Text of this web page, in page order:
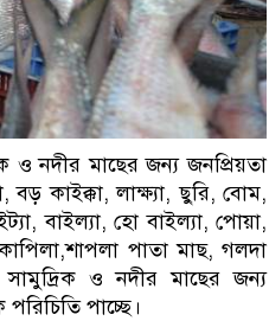
ও নদীর মাছের জন্য জনপ্রিয়তা
বড় কাইক্কা, লাক্ষ্যা, ছুরি, বোম,
বাইল্যা, হো বাইল্যা, পোয়া,
পাতা মাছ, গলদা
ও নদীর মাছের জন্য
পাচ্ছে।